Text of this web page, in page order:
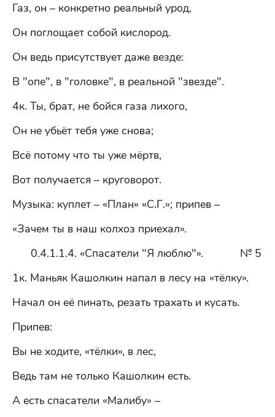
Газ, он – конкретно реальный урод,
Он поглощает собой кислород.
Он ведь присутствует даже везде:
В "опе", в "головке", в реальной "звезде".
4к. Ты, брат, не бойся газа лихого,
Он не убьёт тебя уже снова;
Всё потому что ты уже мёртв,
Вот получается – круговорот.
Музыка: куплет – «План» «С.Г.»; припев –
«Зачем ты в наш колхоз приехал».
0.4.1.1.4. «Спасатели "Я люблю"». № 5
1к. Маньяк Кашолкин напал в лесу на «тёлку».
Начал он её пинать, резать трахать и кусать.
Припев:
Вы не ходите, «тёлки», в лес,
Ведь там не только Кашолкин есть.
А есть спасатели «Малибу» –